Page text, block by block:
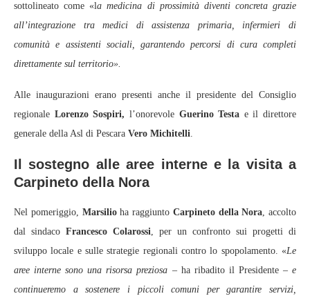
sottolineato come «la medicina di prossimità diventi concreta grazie
all’integrazione tra medici di assistenza primaria, infermieri di
comunità e assistenti sociali, garantendo percorsi di cura completi
direttamente sul territorio».
Alle inaugurazioni erano presenti anche il presidente del Consiglio
regionale Lorenzo Sospiri, l’onorevole Guerino Testa e il direttore
generale della Asl di Pescara Vero Michitelli.
Il sostegno alle aree interne e la visita a
Carpineto della Nora
Nel pomeriggio, Marsilioha raggiunto Carpineto della Nora, accolto
dal sindaco Francesco Colarossi, per un confronto sui progetti di
sviluppo locale e sulle strategie regionali contro lo spopolamento. «Le
aree interne sono una risorsa preziosa – ha ribadito il Presidente –e
continueremo a sostenere i piccoli comuni per garantire servizi,